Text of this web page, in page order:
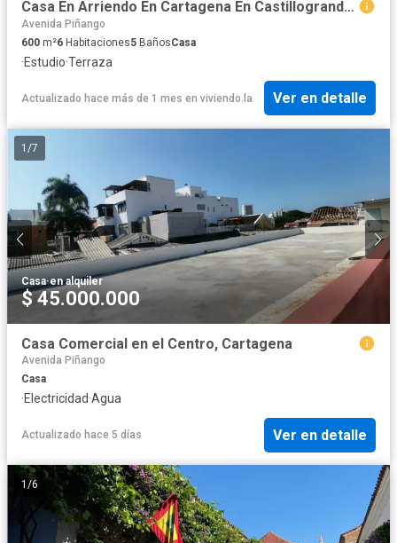
Casa En Arriendo En Cartagena En Castillogrande A274644
Avenida Piñango
600 m²6 Habitaciones5 BañosCasa
·Estudio·Terraza
Actualizado hace más de 1 mes en viviendo.la Ver en detalle
1 /7
Casa·en alquiler
$ 45.000.000
Casa Comercial en el Centro, Cartagena
Avenida Piñango
Casa
·Electricidad·Agua
Actualizado hace 5 días Ver en detalle
1 /6